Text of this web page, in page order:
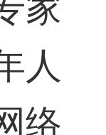
家
人
络